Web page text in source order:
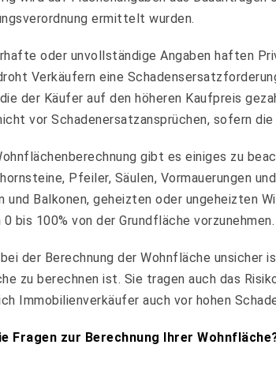
ermittelt wurden.
oder unvollständige Angaben haften
Verkäufern eine
der Käufer auf den höheren Kaufpreis
vor Schadenersatzansprüchen, sofern
gibt es einiges zu
Pfeiler, Säulen, Vormauerungen
und Balkonen, geheizten oder ungeheizten
0 bis 100% von der Grundfläche vorzunehmen.
der Berechnung der Wohnfläche unsicher
zu berechnen ist. Sie tragen auch das
Immobilienverkäufer auch vor hohen
Fragen zur Berechnung Ihrer